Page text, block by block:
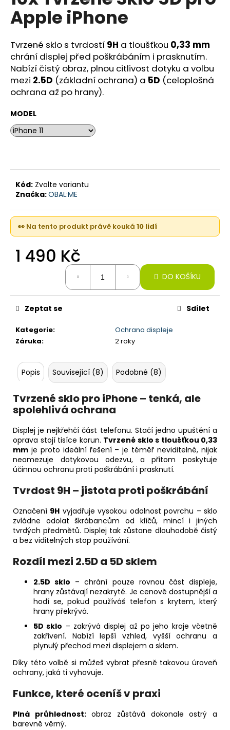
0,0
z
hvězdiček.
Apple iPhone
Tvrzené sklo s tvrdostí 9H a tloušťkou 0,33 mm
chrání displej před poškrábáním i prasknutím.
Nabízí čistý obraz, plnou citlivost dotyku a volbu
mezi 2.5D (základní ochrana) a 5D (celoplošná
ochrana až po hrany).
MODEL
Kód: Zvolte variantu
Značka:OBAL:ME
👀 Na tento produkt právě kouká 10 lidí
1 490 Kč
DO KOŠÍKU
Kategorie:
Ochrana displeje
Záruka: 2 roky
Zeptat se Sdílet
Popis Související (8) Podobné (8)
Tvrzené sklo pro iPhone – tenká, ale
spolehlivá ochrana
Displej je nejkřehčí část telefonu. Stačí jedno upuštění a
oprava stojí tisíce korun. Tvrzené sklo s tloušťkou 0,33
mm je proto ideální řešení – je téměř neviditelné, nijak
neomezuje dotykovou odezvu, a přitom poskytuje
účinnou ochranu proti poškrábání i prasknutí.
Tvrdost 9H – jistota proti poškrábání
Označení 9H vyjadřuje vysokou odolnost povrchu – sklo
zvládne odolat škrábancům od klíčů, mincí i jiných
tvrdých předmětů. Displej tak zůstane dlouhodobě čistý
a bez viditelných stop používání.
Rozdíl mezi 2.5D a 5D sklem
2.5D sklo – chrání pouze rovnou část displeje,
hrany zůstávají nezakryté. Je cenově dostupnější a
hodí se, pokud používáš telefon s krytem, který
hrany překrývá.
5D sklo – zakrývá displej až po jeho kraje včetně
zakřivení. Nabízí lepší vzhled, vyšší ochranu a
plynulý přechod mezi displejem a sklem.
Díky této volbě si můžeš vybrat přesně takovou úroveň
ochrany, jaká ti vyhovuje.
Funkce, které oceníš v praxi
Plná průhlednost:obraz zůstává dokonale ostrý a
barevně věrný.
a
j
í
t
?
p
o
r
u
č
17
256GB,
BLUE
(STAV
A-)
22
990
Kč